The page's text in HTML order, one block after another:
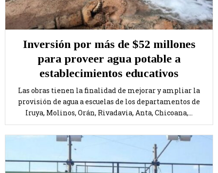
Inversión por más de $52 millones
para proveer agua potable a
establecimientos educativos
Las obras tienen la finalidad de mejorar y ampliar la
provisión de agua a escuelas de los departamentos de
Iruya, Molinos, Orán, Rivadavia, Anta, Chicoana,...